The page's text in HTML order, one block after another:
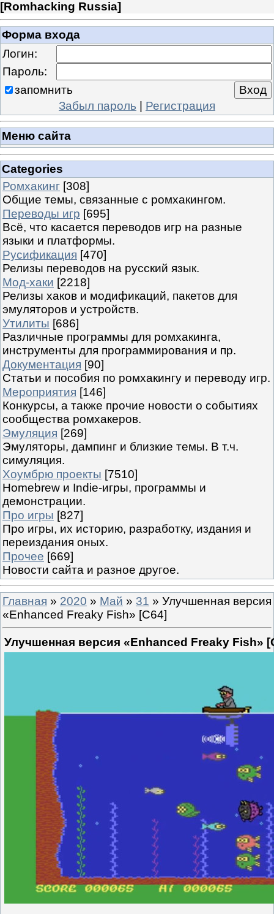
[Romhacking Russia]
Форма входа
Логин:
Пароль:
запомнить
Забыл пароль | Регистрация
Меню сайта
Categories
Ромхакинг [308]
Общие темы, связанные с ромхакингом.
Переводы игр [695]
Всё, что касается переводов игр на разные
языки и платформы.
Русификация [470]
Релизы переводов на русский язык.
Мод-хаки [2218]
Релизы хаков и модификаций, пакетов для
эмуляторов и устройств.
Утилиты [686]
Различные программы для ромхакинга,
инструменты для программирования и пр.
Документация [90]
Статьи и пособия по ромхакингу и переводу игр.
Мероприятия [146]
Конкурсы, а также прочие новости о событиях
сообщества ромхакеров.
Эмуляция [269]
Эмуляторы, дампинг и близкие темы. В т.ч.
симуляция.
Хоумбрю проекты [7510]
Homebrew и Indie-игры, программы и
демонстрации.
Про игры [827]
Про игры, их историю, разработку, издания и
переиздания оных.
Прочее [669]
Новости сайта и разное другое.
Главная » 2020 » Май » 31 » Улучшенная версия
«Enhanced Freaky Fish» [C64]
Улучшенная версия «Enhanced Freaky Fish»